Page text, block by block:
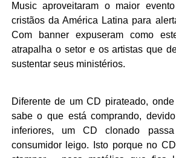
Music aproveitaram o maior
cristãos da América Latina para
Com banner expuseram como
atrapalha o setor e os artistas que
sustentar seus ministérios.
Diferente de um CD pirateado,
sabe o que está comprando,
inferiores, um CD clonado
consumidor leigo. Isto porque no